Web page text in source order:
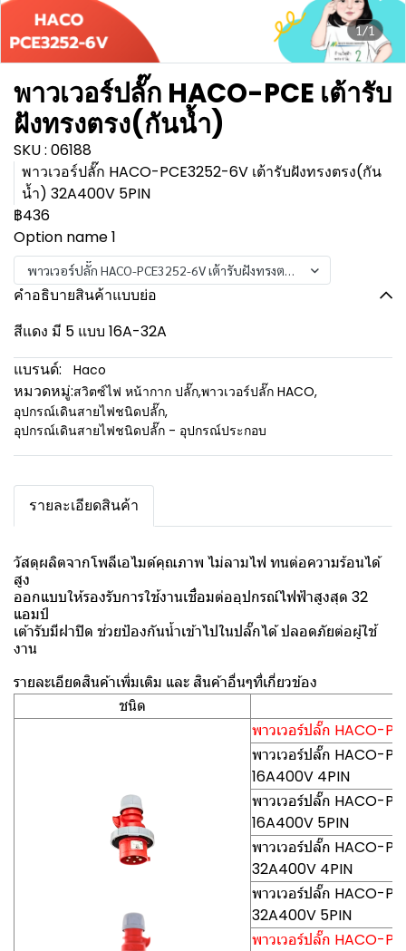
1/1
พาวเวอร์ปลั๊ก HACO-PCE เต้ารับ
ฝังทรงตรง(กันน้ำ)
SKU : 06188
พาวเวอร์ปลั๊ก HACO-PCE3252-6V เต้ารับฝังทรงตรง(กัน
น้ำ) 32A400V 5PIN
฿436
Option name 1
พาวเวอร์ปลั๊ก HACO-PCE3252-6V เต้ารับฝังทรงตรง(กันน้ำ) 32A400V
คำอธิบายสินค้าแบบย่อ
สีแดง มี 5 แบบ 16A-32A
แบรนด์:
Haco
หมวดหมู่:สวิตซ์ไฟ หน้ากาก ปลั๊ก,พาวเวอร์ปลั๊ก HACO,
อุปกรณ์เดินสายไฟชนิดปลั๊ก,
อุปกรณ์เดินสายไฟชนิดปลั๊ก - อุปกรณ์ประกอบ
รายละเอียดสินค้า
วัสดุผลิตจากโพลีเอไมด์คุณภาพ ไม่ลามไฟ ทนต่อความร้อนได้
สูง
ออกแบบให้รองรับการใช้งานเชื่อมต่ออุปกรณ์ไฟฟ้าสูงสุด 32
แอมป์
เต้ารับมีฝาปิด ช่วยป้องกันน้ำเข้าไปในปลั๊กได้ ปลอดภัยต่อผู้ใช้
งาน
รายละเอียดสินค้าเพิ่มเติม และ สินค้าอื่นๆที่เกี่ยวข้อง
ชนิด
พาวเวอร์ปลั๊ก HACO-
พาวเวอร์ปลั๊ก HACO-
16A400V 4PIN
พาวเวอร์ปลั๊ก HACO-
16A400V 5PIN
พาวเวอร์ปลั๊ก HACO-
32A400V 4PIN
พาวเวอร์ปลั๊ก HACO-
32A400V 5PIN
พาวเวอร์ปลั๊ก HACO-